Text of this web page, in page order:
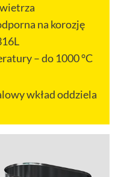
na korozję
– do 1000 °C
wkład oddziela